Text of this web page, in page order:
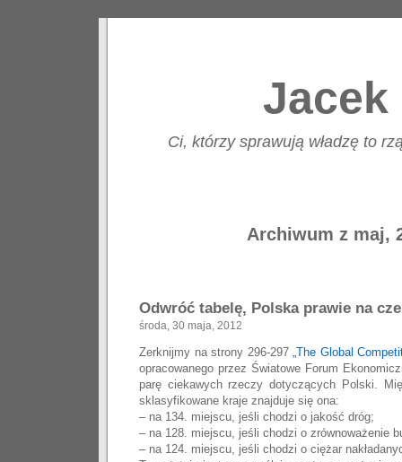
Ci, którzy sprawują władzę to
Archiwum z maj,
Odwróć tabelę, Polska prawie na
środa, 30 maja, 2012
Zerknijmy na strony 296-297 „The Global
opracowanego przez Światowe Forum
parę ciekawych rzeczy dotyczących Polski.
sklasyfikowane kraje znajduje się ona:
– na 134. miejscu, jeśli chodzi o jakość dróg;
– na 128. miejscu, jeśli chodzi o zrównoważenie
– na 124. miejscu, jeśli chodzi o ciężar